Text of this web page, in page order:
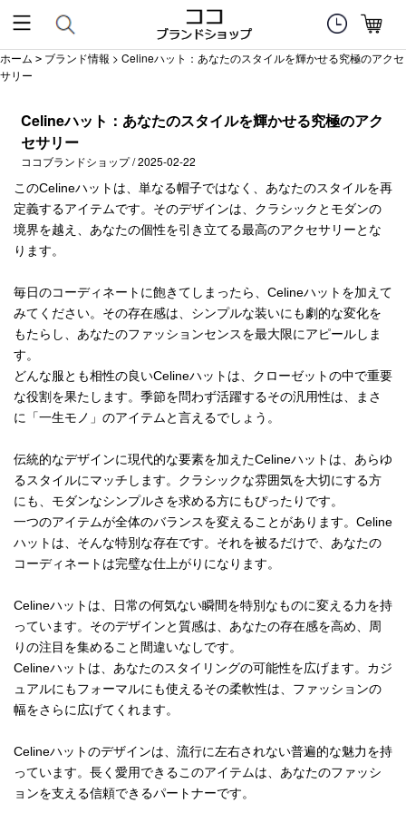
ホーム > ブランド情報 > Celineハット：あなたのスタイルを輝かせる究極のアクセ
サリー
Celineハット：あなたのスタイルを輝かせる究極のアク
セサリー
ココブランドショップ / 2025-02-22
このCelineハットは、単なる帽子ではなく、あなたのスタイルを再
定義するアイテムです。そのデザインは、クラシックとモダンの
境界を越え、あなたの個性を引き立てる最高のアクセサリーとな
ります。
毎日のコーディネートに飽きてしまったら、Celineハットを加えて
みてください。その存在感は、シンプルな装いにも劇的な変化を
もたらし、あなたのファッションセンスを最大限にアピールしま
す。
どんな服とも相性の良いCelineハットは、クローゼットの中で重要
な役割を果たします。季節を問わず活躍するその汎用性は、まさ
に「一生モノ」のアイテムと言えるでしょう。
伝統的なデザインに現代的な要素を加えたCelineハットは、あらゆ
るスタイルにマッチします。クラシックな雰囲気を大切にする方
にも、モダンなシンプルさを求める方にもぴったりです。
一つのアイテムが全体のバランスを変えることがあります。Celine
ハットは、そんな特別な存在です。それを被るだけで、あなたの
コーディネートは完璧な仕上がりになります。
Celineハットは、日常の何気ない瞬間を特別なものに変える力を持
っています。そのデザインと質感は、あなたの存在感を高め、周
りの注目を集めること間違いなしです。
Celineハットは、あなたのスタイリングの可能性を広げます。カジ
ュアルにもフォーマルにも使えるその柔軟性は、ファッションの
幅をさらに広げてくれます。
Celineハットのデザインは、流行に左右されない普遍的な魅力を持
っています。長く愛用できるこのアイテムは、あなたのファッシ
ョンを支える信頼できるパートナーです。